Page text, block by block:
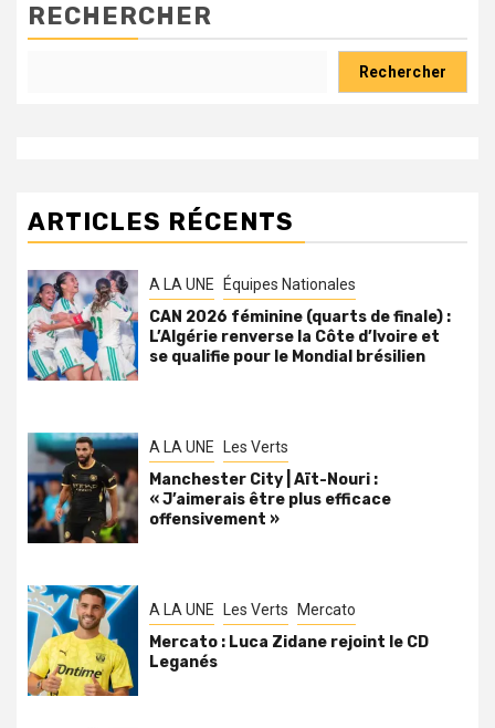
RECHERCHER
Rechercher
ARTICLES RÉCENTS
A LA UNE Équipes Nationales
CAN 2026 féminine (quarts de finale) :
L’Algérie renverse la Côte d’Ivoire et
se qualifie pour le Mondial brésilien
A LA UNE Les Verts
Manchester City | Aït-Nouri :
« J’aimerais être plus efficace
offensivement »
A LA UNE Les Verts Mercato
Mercato : Luca Zidane rejoint le CD
Leganés